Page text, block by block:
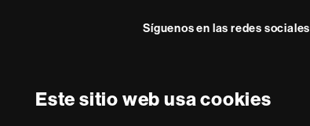
Este sitio web usa cookies
Síguenos en las redes sociales
Sobre